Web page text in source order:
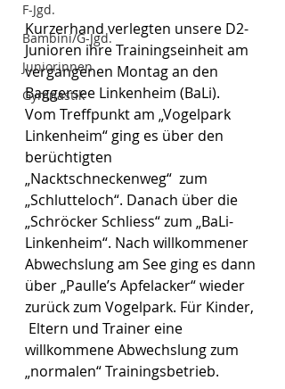
F-Jgd.
Bambini/G-Jgd.
Juniorinnen
Gymnastik
Kurzerhand verlegten unsere D2-
Junioren ihre Trainingseinheit am
vergangenen Montag an den
Baggersee Linkenheim (BaLi).
Vom Treffpunkt am „Vogelpark
Linkenheim“ ging es über den
berüchtigten
„Nacktschneckenweg“  zum
„Schlutteloch“. Danach über die
„Schröcker Schliess“ zum „BaLi-
Linkenheim“. Nach willkommener
Abwechslung am See ging es dann
über „Paulle’s Apfelacker“ wieder
zurück zum Vogelpark. Für Kinder,
Eltern und Trainer eine
willkommene Abwechslung zum
„normalen“ Trainingsbetrieb.